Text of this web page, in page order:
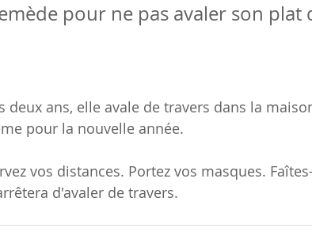
pour ne pas avaler son plat
deux ans, elle avale de travers dans la
pour la nouvelle année.
vos distances. Portez vos masques.
d'avaler de travers.